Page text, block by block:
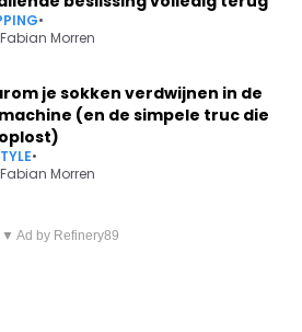
•
Fabian Morren
je sokken verdwijnen in de
(en de simpele truc die
•
Fabian Morren
MET EEN PLAN
▼ Ad by Refinery89